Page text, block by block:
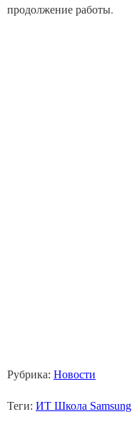
продолжение работы.
Рубрика: Новости
Теги: ИТ Школа Samsung